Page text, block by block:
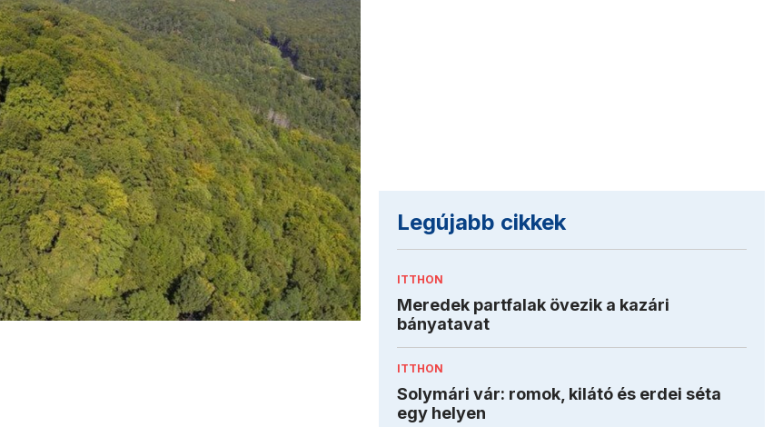
Legújabb cikkek
ITTHON
Meredek partfalak övezik a kazári
bányatavat
ITTHON
Solymári vár: romok, kilátó és erdei séta
egy helyen